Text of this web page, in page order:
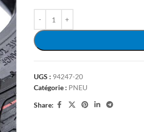
UGS : 94247-20
Catégorie : PNEU
Share: